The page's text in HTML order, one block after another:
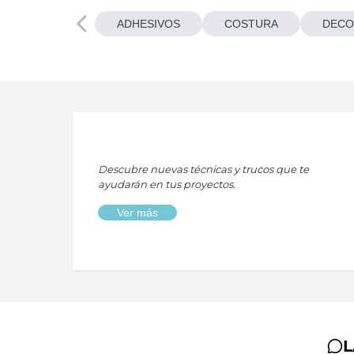
ADHESIVOS COSTURA
Descubre nuevas técnicas y trucos que te
ayudarán en tus proyectos.
Ver más